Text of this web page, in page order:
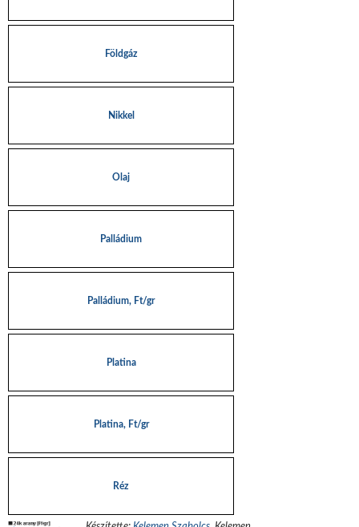
Földgáz
Nikkel
Olaj
Palládium
Palládium, Ft/gr
Platina
Platina, Ft/gr
Réz